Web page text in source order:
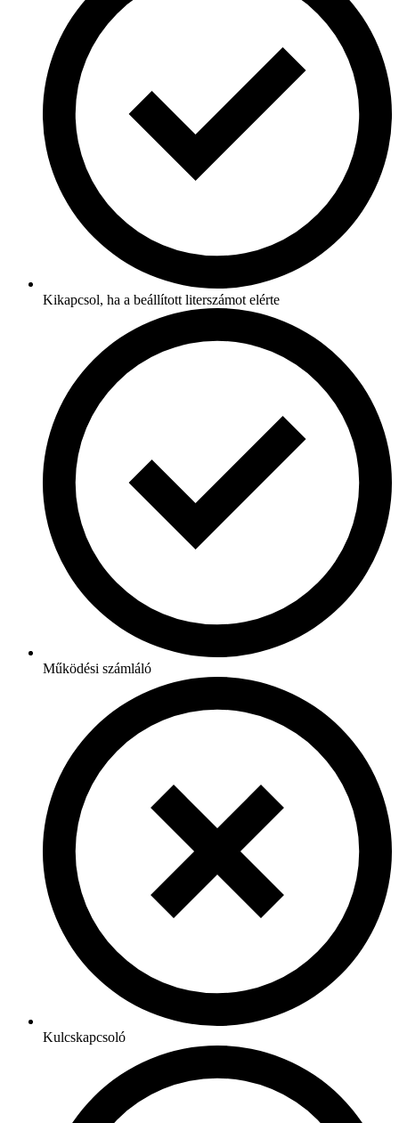
Kikapcsol, ha a beállított literszámot elérte
Működési számláló
Kulcskapcsoló